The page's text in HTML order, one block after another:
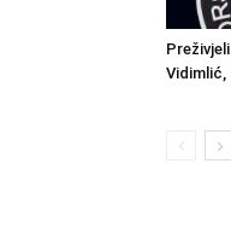
Vidimlić,